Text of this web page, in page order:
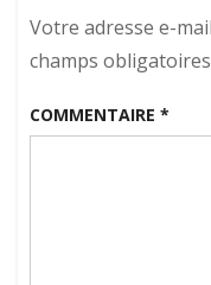
Votre adresse e-
champs
COMMENTAIRE *